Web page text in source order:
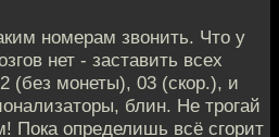
номерам звонить. Что у
нет - заставить всех
(без монеты), 03 (скор.), и
блин. Не трогай
Пока определишь всё сгорит